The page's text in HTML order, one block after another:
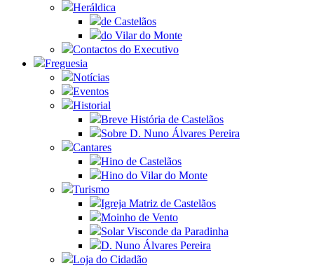
Heráldica
de Castelãos
do Vilar do Monte
Contactos do Executivo
Freguesia
Notícias
Eventos
Historial
Breve História de Castelãos
Sobre D. Nuno Álvares Pereira
Cantares
Hino de Castelãos
Hino do Vilar do Monte
Turismo
Igreja Matriz de Castelãos
Moinho de Vento
Solar Visconde da Paradinha
D. Nuno Álvares Pereira
Loja do Cidadão